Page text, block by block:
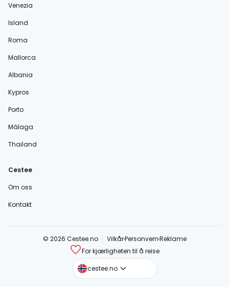
Venezia
Island
Roma
Mallorca
Albania
Kypros
Porto
Málaga
Thailand
Cestee
Om oss
Kontakt
© 2026 Cestee.no VilkårPersonvernReklame
For kjærligheten til å reise
cestee.no
cestee.com
cestee.sk